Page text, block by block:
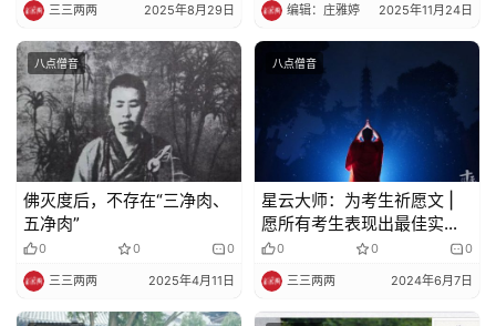
三三两两 2025年8月29日 编辑：庄雅婷 2025年11月24日
八点僧音
佛灭度后，不存在“三净肉、
五净肉”
0 0 0
三三两两 2025年4月11日
八点僧音
星云大师：为考生祈愿文 |
愿所有考生表现出最佳实
力！
0 0 0
三三两两 2024年6月7日